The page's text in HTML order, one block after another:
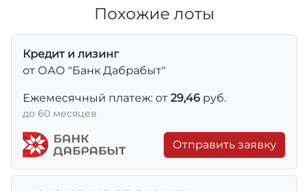
Похожие лоты
Кредит и лизинг
от ОАО "Банк Дабрабыт"
Ежемесячный платеж: от 29,46 руб.
до 60 месяцев
Отправить заявку